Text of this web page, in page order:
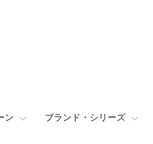
ン ブランド・シリーズ